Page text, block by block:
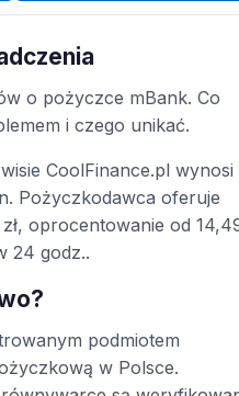
o pożyczce mBank. Co
i czego unikać.
CoolFinance.pl wynosi
Pożyczkodawca oferuje
oprocentowanie od
24 godz..
podmiotem
w Polsce.